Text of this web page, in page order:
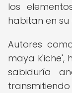
los
habitan en su
Autores
maya k'iche',
sabiduría